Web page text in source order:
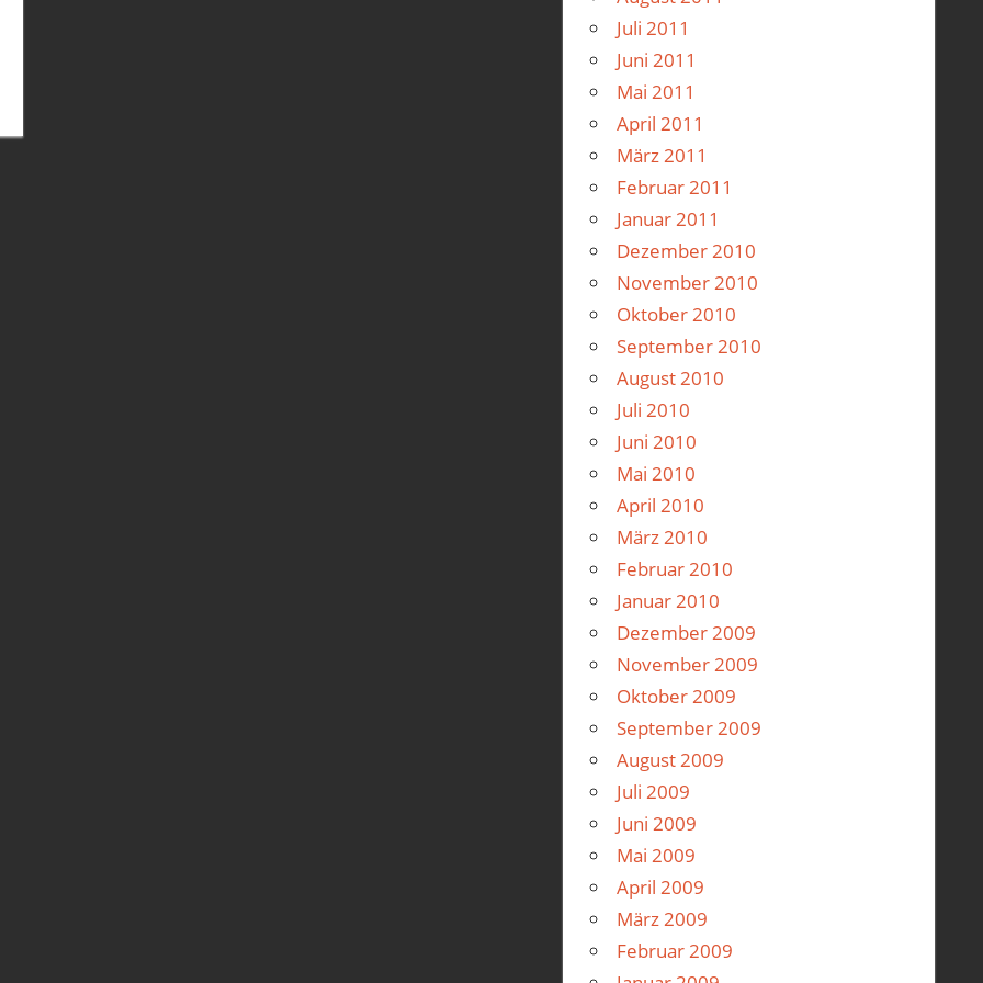
Juli 2011
Juni 2011
Mai 2011
April 2011
März 2011
Februar 2011
Januar 2011
Dezember 2010
November 2010
Oktober 2010
September 2010
August 2010
Juli 2010
Juni 2010
Mai 2010
April 2010
März 2010
Februar 2010
Januar 2010
Dezember 2009
November 2009
Oktober 2009
September 2009
August 2009
Juli 2009
Juni 2009
Mai 2009
April 2009
März 2009
Februar 2009